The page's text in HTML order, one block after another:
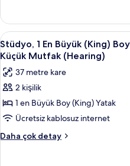
(Kitchenette)
için
tüm
fotoğrafları
görün
(King)
Boy
Yatak,
Engellilere
Uygun,
Küvet
(Kitchenette)
hakkında
daha
fazla
Stüdyo,
1
En
Büyük
(King)
Boy
Yatak,
Engellilere
6
Stüdyo, 1 En Büyük (King)
Küçük Mutfak (Hearing)
37 metre kare
2 kişilik
1 en Büyük Boy (King) Yatak
Ücretsiz kablosuz internet
Daha çok detay
Stüdyo,